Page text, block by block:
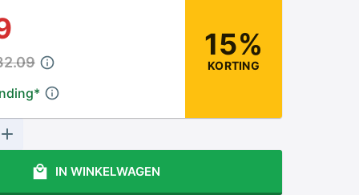
*
15%
KORTING
IN WINKELWAGEN